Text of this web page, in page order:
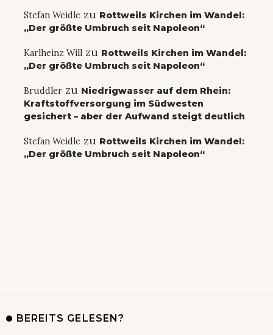
Stefan Weidle zu Rottweils Kirchen im Wandel:
„Der größte Umbruch seit Napoleon“
Karlheinz Will zu Rottweils Kirchen im Wandel:
„Der größte Umbruch seit Napoleon“
Bruddler zu Niedrigwasser auf dem Rhein:
Kraftstoffversorgung im Südwesten
gesichert – aber der Aufwand steigt deutlich
Stefan Weidle zu Rottweils Kirchen im Wandel:
„Der größte Umbruch seit Napoleon“
BEREITS GELESEN?